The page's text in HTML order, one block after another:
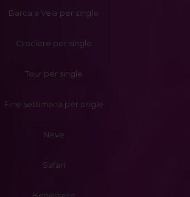
Barca a Vela per single
Crociere per single
Tour per single
Fine settimana per single
Neve
Safari